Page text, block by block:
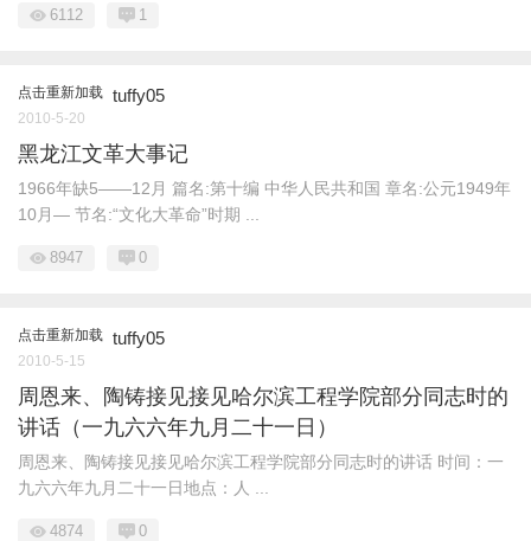
6112 1
点击重新加载 tuffy05
2010-5-20
黑龙江文革大事记
1966年缺5——12月 篇名:第十编 中华人民共和国 章名:公元1949年
10月— 节名:“文化大革命”时期 ...
8947 0
点击重新加载 tuffy05
2010-5-15
周恩来、陶铸接见接见哈尔滨工程学院部分同志时的
讲话（一九六六年九月二十一日）
周恩来、陶铸接见接见哈尔滨工程学院部分同志时的讲话 时间：一
九六六年九月二十一日地点：人 ...
4874 0